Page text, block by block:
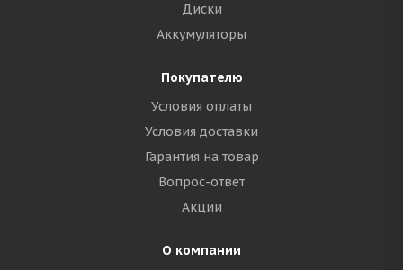
Диски
Аккумуляторы
Покупателю
Условия оплаты
Условия доставки
Гарантия на товар
Вопрос-ответ
Акции
О компании